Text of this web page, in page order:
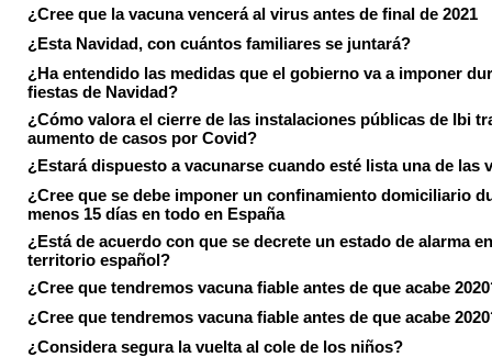
¿Cree que la vacuna vencerá al virus antes de final de 2021
¿Esta Navidad, con cuántos familiares se juntará?
¿Ha entendido las medidas que el gobierno va a imponer
fiestas de Navidad?
¿Cómo valora el cierre de las instalaciones públicas de Ibi
aumento de casos por Covid?
¿Estará dispuesto a vacunarse cuando esté lista una de las
¿Cree que se debe imponer un confinamiento domiciliario
menos 15 días en todo en España
¿Está de acuerdo con que se decrete un estado de alarma
territorio español?
¿Cree que tendremos vacuna fiable antes de que acabe
¿Cree que tendremos vacuna fiable antes de que acabe
¿Considera segura la vuelta al cole de los niños?